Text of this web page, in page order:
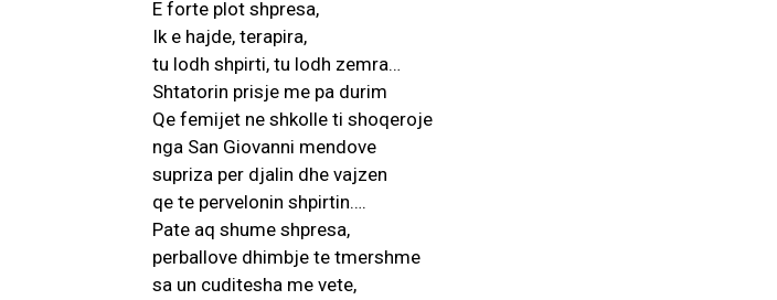
E forte plot shpresa,
Ik e hajde, terapira,
tu lodh shpirti, tu lodh zemra…
Shtatorin prisje me pa durim
Qe femijet ne shkolle ti shoqeroje
nga San Giovanni mendove
supriza per djalin dhe vajzen
qe te pervelonin shpirtin….
Pate aq shume shpresa,
perballove dhimbje te tmershme
sa un cuditesha me vete,